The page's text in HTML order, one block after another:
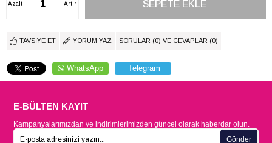
Artır
Azalt
TAVSIYE ET YORUM YAZ SORULAR (0) VE CEVAPLAR (0)
WhatsApp Telegram
E-BÜLTEN KAYIT
Kampanyalarımızdan ve indirimlerimizden güncel olarak haberdar olun.
Gönder